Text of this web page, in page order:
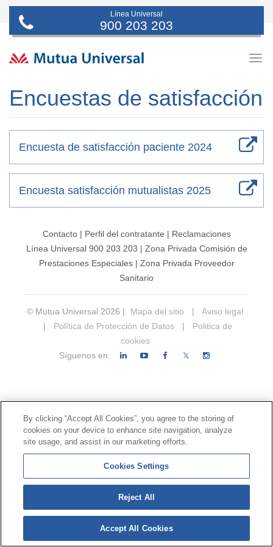
Línea Universal
900 203 203
Encuestas de satisfacción
Encuesta de satisfacción paciente 2024
Encuesta satisfacción mutualistas 2025
Contacto| Perfil del contratante | Reclamaciones
Línea Universal 900 203 203 | Zona Privada Comisión de
Prestaciones Especiales| Zona Privada Proveedor
Sanitario
© Mutua Universal 2026 | Mapa del sitio |
Aviso legal
|
Política de Protección de Datos |
Politica de
cookies
Síguenos en:
𝕏
By clicking “Accept All Cookies”, you agree to the storing of
cookies on your device to enhance site navigation, analyze
site usage, and assist in our marketing efforts.
Cookies Settings
Reject All
Accept All Cookies